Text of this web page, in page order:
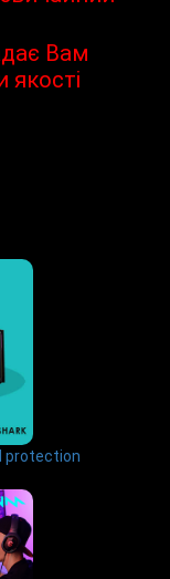
Вам
якості
protection